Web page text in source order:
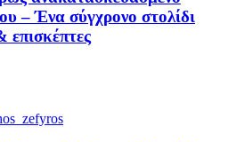
– Ένα σύγχρονο στολίδι
επισκέπτες